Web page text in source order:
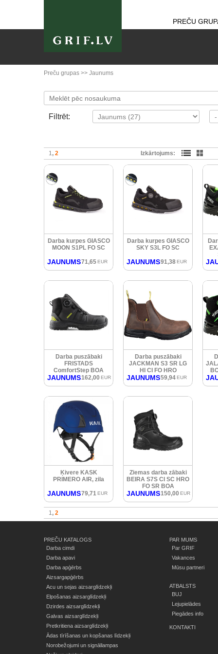
PREČU
Preču grupas >> Jaunums
Filtrēt:
1 2 Izkārtojums:
Darba kurpes GIASCO
MOON S1PL FO SC
JAUNUMS71,65 EUR
Darba kurpes GIASCO
SKY S3L FO SC
JAUNUMS91,38 EUR
Darba puszābaki
FRISTADS
ComfortStep BOA
JAUNUMS162,00 EUR
Darba puszābaki
JACKMAN S3 SR LG
HI CI FO HRO
JAUNUMS59,94 EUR
Ķivere KASK
PRIMERO AIR, zila
JAUNUMS79,71 EUR
Ziemas darba zābaki
BEIRA S7S CI SC HRO
FO SR BOA
JAUNUMS150,00 EUR
1 2
PREČU KATALOGS
Darba cimdi
Darba apavi
Darba apģērbs
Aizsargapģērbs
Acu un sejas aizsarglīdzekļi
Elpošanas aizsarglīdzekļi
Dzirdes aizsarglīdzekļi
Galvas aizsarglīdzekļi
Pretkritiena aizsarglīdzekļi
Ādas tīrīšanas un kopšanas līdzekļi
Norobežojumi un signāllampas
PAR MUMS
Par GRIF
Vakances
Mūsu partneri
ATBALSTS
BUJ
Lejupielādes
Piegādes info
KONTAKTI